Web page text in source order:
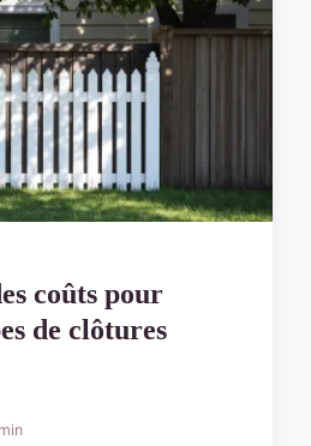
coûts pour
de clôtures